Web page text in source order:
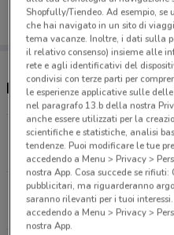
Negozi Tempocasa a
Via Carlo Cattaneo, 7
100 m
Via Garibaldi, 34
2.8 km
Shopfully/Tiendeo. Ad esempio,
che hai navigato in un sito di
tema vacanze. Inoltre, i dati sulla
il relativo consenso) insieme alle
rete e agli identificativi del
condivisi con terze parti per
le esperienze applicative sulle
nel paragrafo 13.b della nostra
anche essere utilizzati per la
scientifiche e statistiche, analisi
tendenze. Puoi modificare le tue
accedendo a Menu > Privacy >
nostra App. Cosa succede se
pubblicitari, ma riguarderanno
saranno rilevanti per i tuoi
accedendo a Menu > Privacy >
nostra App.